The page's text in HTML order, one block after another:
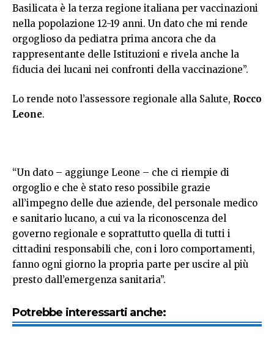
Basilicata è la terza regione italiana per vaccinazioni
nella popolazione 12-19 anni. Un dato che mi rende
orgoglioso da pediatra prima ancora che da
rappresentante delle Istituzioni e rivela anche la
fiducia dei lucani nei confronti della vaccinazione”.
Lo rende noto l’assessore regionale alla Salute, Rocco
Leone.
“Un dato – aggiunge Leone – che ci riempie di
orgoglio e che è stato reso possibile grazie
all’impegno delle due aziende, del personale medico
e sanitario lucano, a cui va la riconoscenza del
governo regionale e soprattutto quella di tutti i
cittadini responsabili che, con i loro comportamenti,
fanno ogni giorno la propria parte per uscire al più
presto dall’emergenza sanitaria”.
Potrebbe interessarti anche: